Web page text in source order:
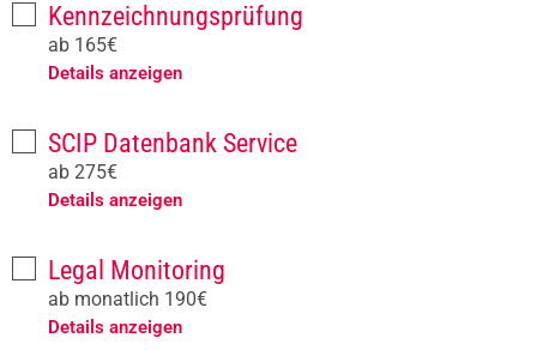
Kennzeichnungsprüfung
ab 165€
Details anzeigen
SCIP Datenbank Service
ab 275€
Details anzeigen
Legal Monitoring
ab monatlich 190€
Details anzeigen